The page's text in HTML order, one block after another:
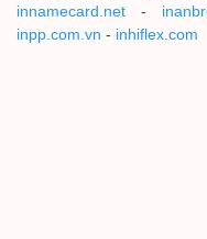
innamecard.net -
inpp.com.vn - inhiflex.com